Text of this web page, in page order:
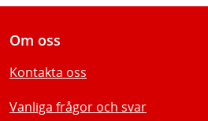
Om oss
Kontakta oss
Vanliga frågor och svar